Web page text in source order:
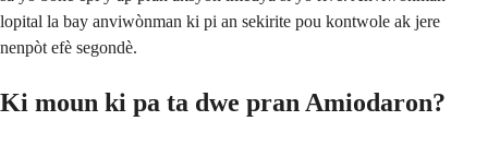
lopital la bay anviwònman ki pi an sekirite pou kontwole ak jere
nenpòt efè segondè.
Ki moun ki pa ta dwe pran Amiodaron?